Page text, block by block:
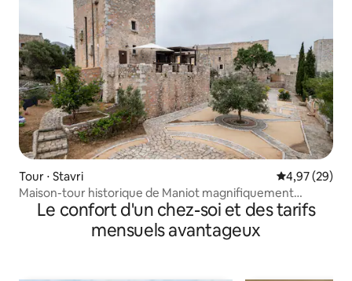
Tour ⋅ Stavri Évaluation
4,97 (29)
Maison-tour historique de Maniot magnifiquement
restaurée
Le confort d'un chez-soi et des tarifs
mensuels avantageux